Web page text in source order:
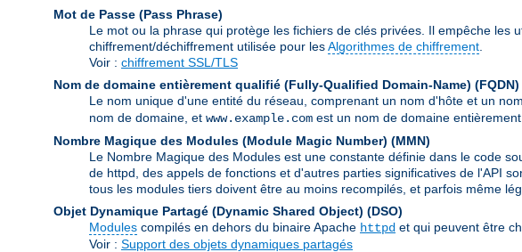
Mot de Passe (Pass Phrase)
Le mot ou la phrase qui protège les fichiers de clés privées. Il empêche
chiffrement/déchiffrement utilisée pour lesAlgorithmes de chiffrement
Voir : chiffrement SSL/TLS
Nom de domaine entièrement qualifié (Fully-Qualified Domain-Name) (FQDN)
Le nom unique d'une entité du réseau, comprenant un nom d'hôte et un
nom de domaine, et www.example.com est un nom de domaine entièrement
Nombre Magique des Modules (Module Magic Number) (MMN)
Le Nombre Magique des Modules est une constante définie dans le code
de httpd, des appels de fonctions et d'autres parties significatives de l'API
tous les modules tiers doivent être au moins recompilés, et parfois même
Objet Dynamique Partagé (Dynamic Shared Object) (DSO)
Modules compilés en dehors du binaire Apache httpd et qui peuvent être
Voir : Support des objets dynamiques partagés